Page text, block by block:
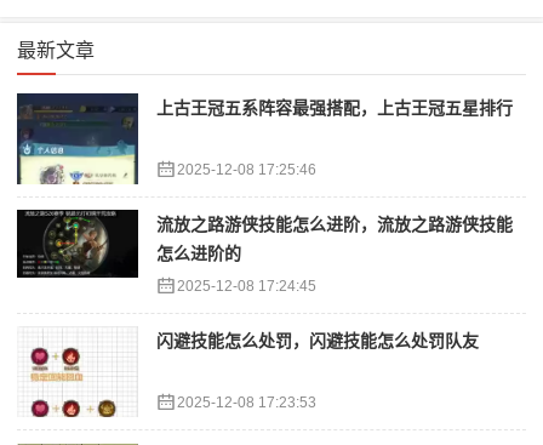
最新文章
上古王冠五系阵容最强搭配，上古王冠五星排行
2025-12-08 17:25:46
流放之路游侠技能怎么进阶，流放之路游侠技能
怎么进阶的
2025-12-08 17:24:45
闪避技能怎么处罚，闪避技能怎么处罚队友
2025-12-08 17:23:53